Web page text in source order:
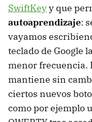
SwiftKeyy que
autoaprendizaje:
vayamos
teclado de Google
menor frecuencia.
mantiene sin
ciertos nuevos
como por ejemplo